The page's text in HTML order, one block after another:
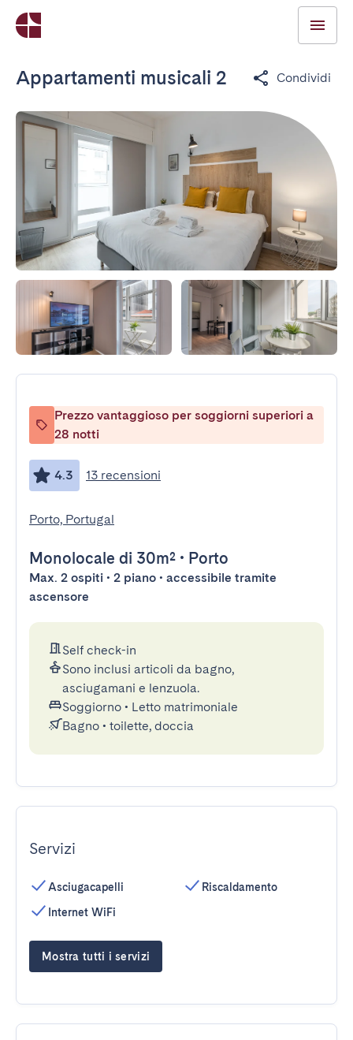
Appartamenti musicali 2 Condividi
Prezzo vantaggioso per soggiorni superiori a
28 notti
4.3 13 recensioni
Porto, Portugal
Monolocale di 30m² • Porto
Max. 2 ospiti • 2 piano • accessibile tramite
ascensore
Self check-in
Sono inclusi articoli da bagno,
asciugamani e lenzuola.
Soggiorno • Letto matrimoniale
Bagno • toilette, doccia
Servizi
Asciugacapelli
Internet WiFi
Riscaldamento
Mostra tutti i servizi